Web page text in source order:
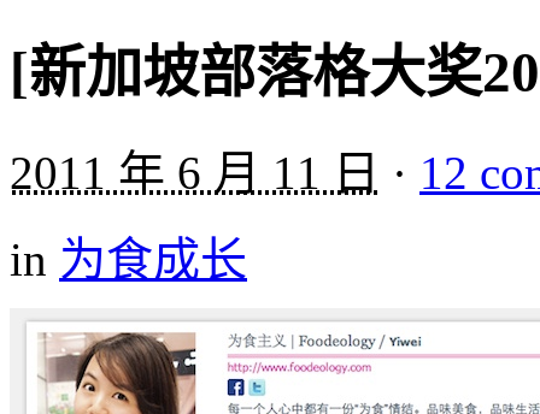
[新加坡部落格大奖
2011 年 6 月 11 日 · 12
in 为食成长